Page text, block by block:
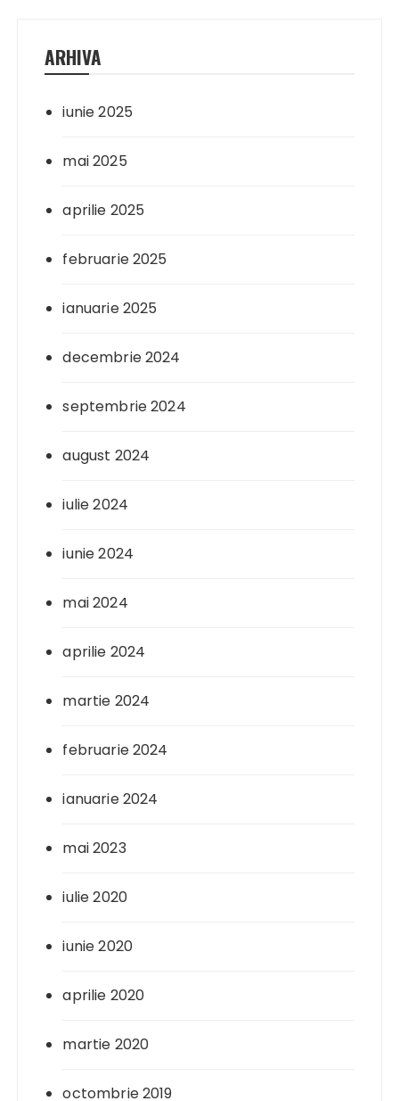
ARHIVA
iunie 2025
mai 2025
aprilie 2025
februarie 2025
ianuarie 2025
decembrie 2024
septembrie 2024
august 2024
iulie 2024
iunie 2024
mai 2024
aprilie 2024
martie 2024
februarie 2024
ianuarie 2024
mai 2023
iulie 2020
iunie 2020
aprilie 2020
martie 2020
octombrie 2019